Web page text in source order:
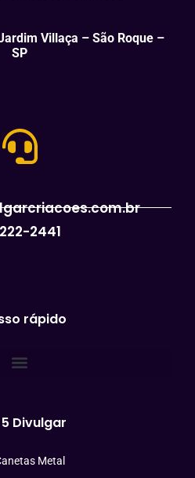
Villaça – São Roque –
SP
2441
rápido
Divulgar
Metal